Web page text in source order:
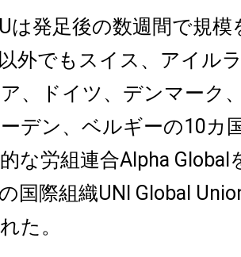
は発足後の数週間で規
外でもスイス、アイル
、ドイツ、デンマーク
デン、ベルギーの10カ
な労組連合Alpha Global
国際組織UNI Global
た。